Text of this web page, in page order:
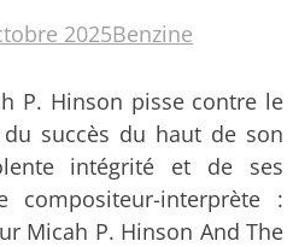
2025Benzine
P. Hinson pisse contre le
succès du haut de son
intégrité et de ses
compositeur-interprète :
Micah P. Hinson And The